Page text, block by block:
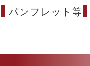
パンフレット等